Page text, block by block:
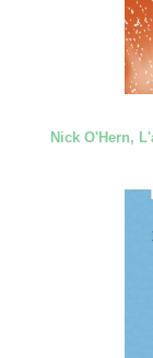
Nick O'Hern,